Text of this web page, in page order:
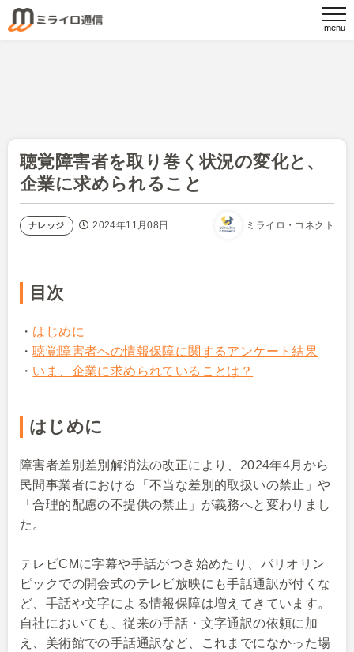
ナレッジ 2024年11月08日
聴覚障害者を取り巻く状況の変化と、
企業に求められること
ミライロ・コネクト
目次
・ はじめに
・聴覚障害者への情報保障に関するアンケート結果
・ いま、企業に求められていることは？
はじめに
障害者差別差別解消法の改正により、2024年4月から
民間事業者における「不当な差別的取扱いの禁止」や
「合理的配慮の不提供の禁止」が義務へと変わりまし
た。
テレビCMに字幕や手話がつき始めたり、パリオリン
ピックでの開会式のテレビ放映にも手話通訳が付くな
ど、手話や文字による情報保障は増えてきています。
自社においても、従来の手話・文字通訳の依頼に加
え、美術館での手話通訳など、これまでになかった場